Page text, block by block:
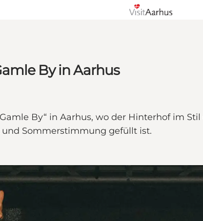
By in Aarhus
By“ in Aarhus, wo der Hinterhof im
und Sommerstimmung gefüllt ist.